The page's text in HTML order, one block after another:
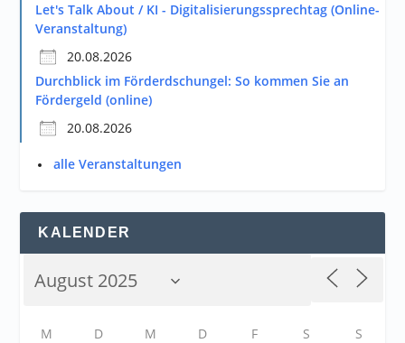
Let's Talk About / KI - Digitalisierungssprechtag (Online-
Veranstaltung)
20.08.2026
Durchblick im Förderdschungel: So kommen Sie an
Fördergeld (online)
20.08.2026
alle Veranstaltungen
KALENDER
M D M D F S S